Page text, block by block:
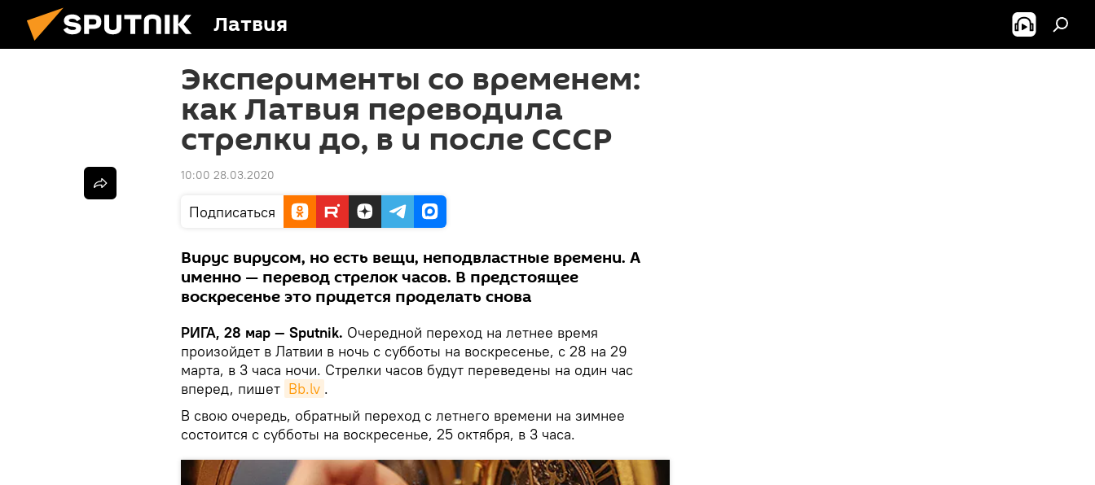
Латвия
Эксперименты со временем:
как Латвия переводила
стрелки до, в и после СССР
10:00 28.03.2020
Подписаться
Вирус вирусом, но есть вещи, неподвластные времени. А
именно — перевод стрелок часов. В предстоящее
воскресенье это придется проделать снова
РИГА, 28 мар — Sputnik. Очередной переход на летнее время
произойдет в Латвии в ночь с субботы на воскресенье, с 28 на 29
марта, в 3 часа ночи. Стрелки часов будут переведены на один час
вперед, пишет Bb.lv .
В свою очередь, обратный переход с летнего времени на зимнее
состоится с субботы на воскресенье, 25 октября, в 3 часа.